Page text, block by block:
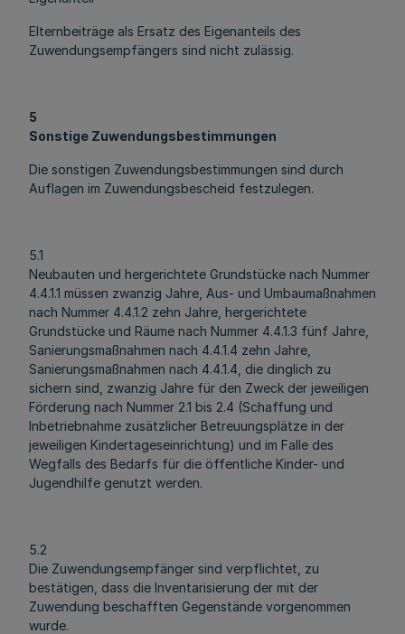
Elternbeiträge als Ersatz des Eigenanteils des
Zuwendungsempfängers sind nicht zulässig.
5
Sonstige Zuwendungsbestimmungen
Die sonstigen Zuwendungsbestimmungen sind durch
Auflagen im Zuwendungsbescheid festzulegen.
5.1
Neubauten und hergerichtete Grundstücke nach Nummer
4.4.1.1 müssen zwanzig Jahre, Aus- und Umbaumaßnahmen
nach Nummer 4.4.1.2 zehn Jahre, hergerichtete
Grundstücke und Räume nach Nummer 4.4.1.3 fünf Jahre,
Sanierungsmaßnahmen nach 4.4.1.4 zehn Jahre,
Sanierungsmaßnahmen nach 4.4.1.4, die dinglich zu
sichern sind, zwanzig Jahre für den Zweck der jeweiligen
Förderung nach Nummer 2.1 bis 2.4 (Schaffung und
Inbetriebnahme zusätzlicher Betreuungsplätze in der
jeweiligen Kindertageseinrichtung) und im Falle des
Wegfalls des Bedarfs für die öffentliche Kinder- und
Jugendhilfe genutzt werden.
5.2
Die Zuwendungsempfänger sind verpflichtet, zu
bestätigen, dass die Inventarisierung der mit der
Zuwendung beschafften Gegenstände vorgenommen
wurde.